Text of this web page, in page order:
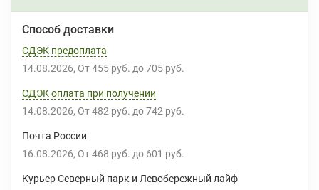
Способ доставки
СДЭК предоплата
14.08.2026 От 455 руб. до 705 руб.
СДЭК оплата при получении
14.08.2026 От 482 руб. до 742 руб.
Почта России
16.08.2026 От 468 руб. до 601 руб.
Курьер Северный парк и Левобережный лайф